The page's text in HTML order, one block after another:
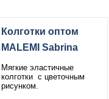
Колготки оптом
MALEMI Sabrina
Мягкие эластичные
колготки с цветочным
рисунком.